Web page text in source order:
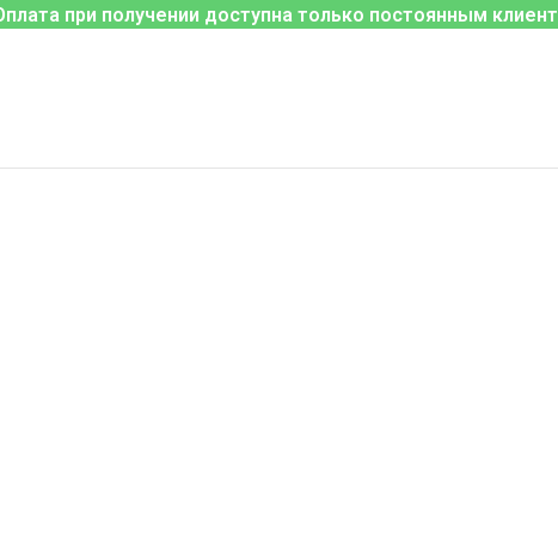
при получении доступна только постоянным